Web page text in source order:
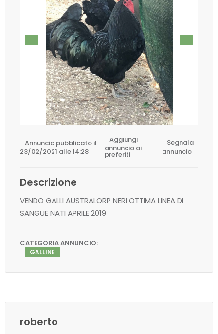
Annuncio pubblicato il
23/02/2021 alle 14:28
Aggiungi
annuncio ai
preferiti
Segnala
annuncio
Descrizione
VENDO GALLI AUSTRALORP NERI OTTIMA LINEA DI
SANGUE NATI APRILE 2019
CATEGORIA ANNUNCIO:
GALLINE
roberto